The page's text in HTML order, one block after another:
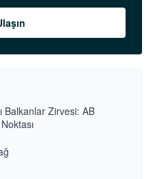
Balkanlar Zirvesi: AB